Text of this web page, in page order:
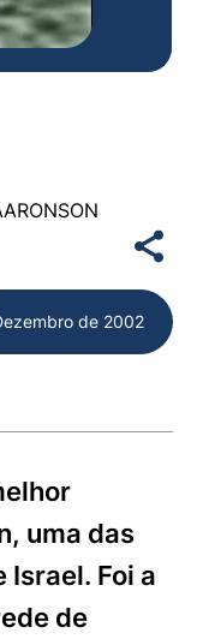
de 2002
uma das
Israel. Foi a
de